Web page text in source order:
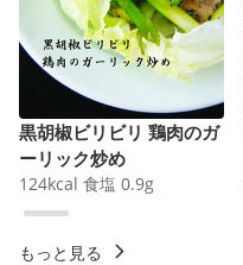
黒胡椒ビリビリ 鶏肉のガ
ーリック炒め
124kcal 食塩 0.9g
もっと見る